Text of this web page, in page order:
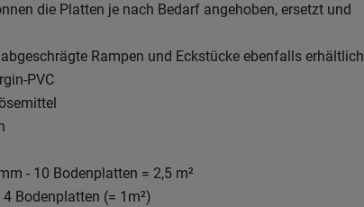
die Platten je nach Bedarf angehoben, ersetzt und
Rampen und Eckstücke ebenfalls erhältlich
PVC
- 10 Bodenplatten = 2,5 m²
Bodenplatten (= 1m²)